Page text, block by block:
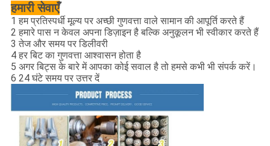
हमारी सेवाएँ
1 हम प्रतिस्पर्धी मूल्य पर अच्छी गुणवत्ता वाले सामान की आपूर्ति करते हैं
2 हमारे पास न केवल अपना डिज़ाइन है बल्कि अनुकूलन भी स्वीकार करते हैं
3 तेज और समय पर डिलीवरी
4 हर बिट का गुणवत्ता आश्वासन होता है
5 अगर बिट्स के बारे में आपका कोई सवाल है तो हमसे कभी भी संपर्क करें।
6 24 घंटे समय पर उत्तर दें